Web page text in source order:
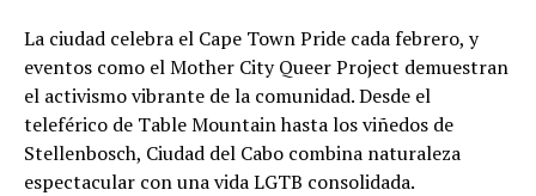
La ciudad celebra el Cape Town Pride cada febrero, y
eventos como el Mother City Queer Project demuestran
el activismo vibrante de la comunidad. Desde el
teleférico de Table Mountain hasta los viñedos de
Stellenbosch, Ciudad del Cabo combina naturaleza
espectacular con una vida LGTB consolidada.